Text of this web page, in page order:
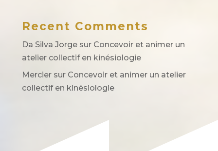
Recent Comments
Da Silva Jorgesur Concevoir et animer un
atelier collectif en kinésiologie
Merciersur Concevoir et animer un atelier
collectif en kinésiologie